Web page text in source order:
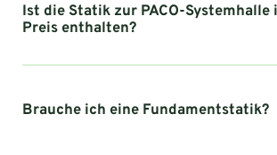
Ist die Statik zur PACO-Systemhalle
Preis enthalten?
Brauche ich eine Fundamentstatik?